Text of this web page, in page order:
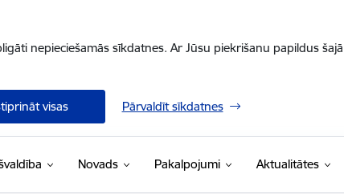
nepieciešamās sīkdatnes. Ar Jūsu piekrišanu papildus
visas Pārvaldīt sīkdatnes
Novads Pakalpojumi Aktualitātes